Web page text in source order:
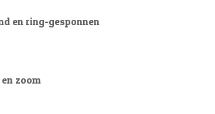
en ring-gesponnen
zoom